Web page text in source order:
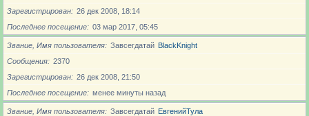
Зарегистрирован
26 дек 2008, 18:14
Последнее посещение
03 мар 2017, 05:45
Звание, Имя пользователя Завсегдатай BlackKnight
Сообщения
2370
Зарегистрирован
26 дек 2008, 21:50
Последнее посещение
менее минуты назад
Звание, Имя пользователя Завсегдатай ЕвгенийТула